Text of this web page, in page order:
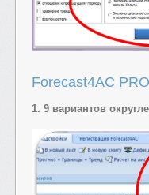
Forecast4AC
1. 9 вариантов